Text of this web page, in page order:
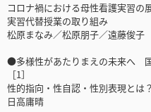
コロナ禍における母性看護実習
実習代替授業の取り組み
松原まなみ／松原朋子／遠藤俊子
●多様性があたりまえの未来へ
［1］
性的指向・性自認・性別表現とは？
日高庸晴